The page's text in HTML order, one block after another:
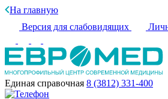
На главную
Версия для слабовидящих
Единая справочная 8 (3812) 331-400